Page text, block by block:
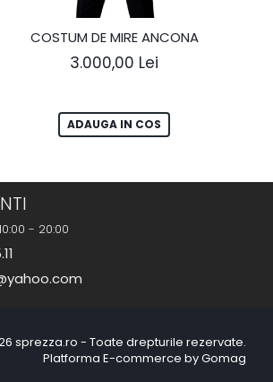
COSTUM DE MIRE ANCONA
3.000,00 Lei
ADAUGA IN COS
- 20:00
sprezza.ro - Toate drepturile rezervate.
Platforma E-commerce by Gomag